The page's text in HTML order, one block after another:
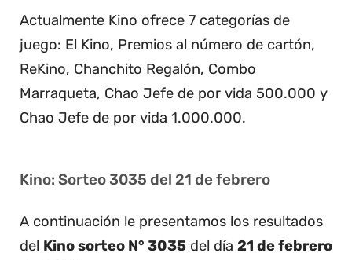
Actualmente Kino ofrece 7 categorías de
juego: El Kino, Premios al número de cartón,
ReKino, Chanchito Regalón, Combo
Marraqueta, Chao Jefe de por vida 500.000 y
Chao Jefe de por vida 1.000.000.
Kino: Sorteo 3035 del 21 de febrero
A continuación le presentamos los resultados
del Kino sorteo N° 3035 del día 21 de febrero